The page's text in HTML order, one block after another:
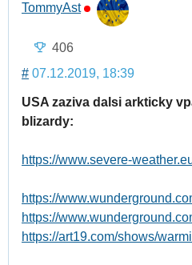
TommyAst
406
# 07.12.2019, 18:39
USA zaziva dalsi arkticky
blizardy:
https://www.severe-
https://
https://
https://art19.com/shows/